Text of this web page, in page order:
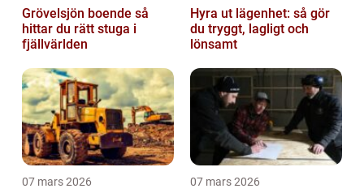
Grövelsjön boende så
hittar du rätt stuga i
fjällvärlden
Hyra ut lägenhet: så gör
du tryggt, lagligt och
lönsamt
07 mars 2026 07 mars 2026